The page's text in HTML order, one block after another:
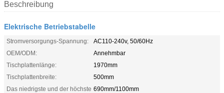
Beschreibung
Elektrische Betriebstabelle
Stromversorgungs-Spannung:
AC110-240v, 50/60Hz
OEM/ODM:
Annehmbar
Tischplattenlänge:
1970mm
Tischplattenbreite:
500mm
Das niedrigste und der höchste 690mm/1100mm